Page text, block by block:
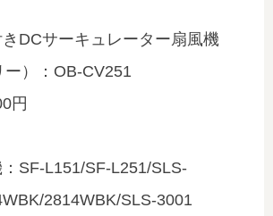
DCサーキュレーター扇風機
ー）：OB-CV251
円
SF-L151/SF-L251/SLS-
2814WBK/SLS-3001